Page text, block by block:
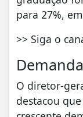
para 27%,
>> Siga o
Demanda
O diretor-
destacou